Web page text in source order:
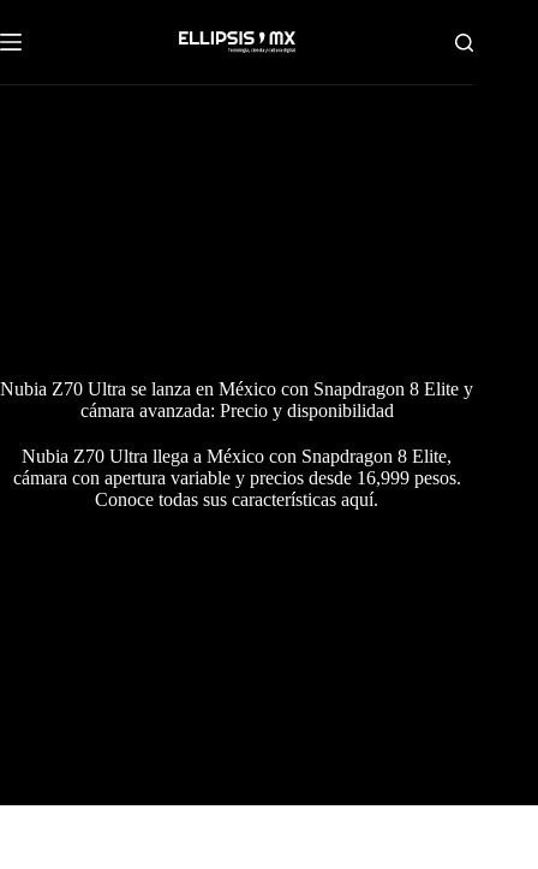
al
contenido
Nubia Z70 Ultra se lanza en México con Snapdragon 8 Elite y
cámara avanzada: Precio y disponibilidad
Nubia Z70 Ultra llega a México con Snapdragon 8 Elite,
cámara con apertura variable y precios desde 16,999 pesos.
Conoce todas sus características aquí.